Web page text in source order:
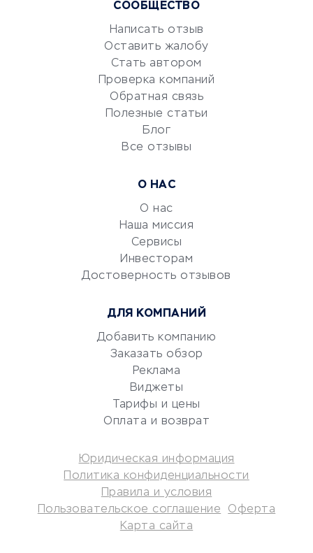
Маркетинг и продажи
Репетиторство
Красота и здоровье
Сервисы по поиску работы
Сетевой маркетинг
УСЛУГИ ДЛЯ БИЗНЕСА
документооборот
Консалтинговые компании
Аудиторские компании
Бухгалтерия онлайн
КРЕДИТЫ И ЗАЙМЫ
Потребительские кредиты
Кредитные карты
Дебетовые карты
СООБЩЕСТВО
Написать отзыв
Оставить жалобу
Стать автором
Проверка компаний
Обратная связь
Полезные статьи
Блог
Все отзывы
О НАС
О нас
Наша миссия
Сервисы
Инвесторам
Достоверность отзывов
ДЛЯ КОМПАНИЙ
Добавить компанию
Заказать обзор
Реклама
Виджеты
Тарифы и цены
Оплата и возврат
Юридическая информация
Политика конфиденциальности
Правила и условия
Пользовательское соглашение
Оферта
Карта сайта